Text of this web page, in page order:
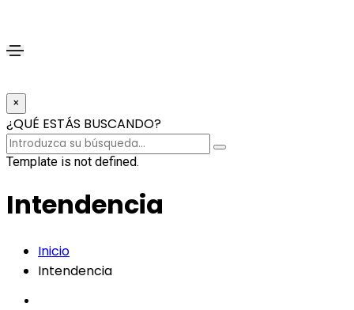
×
¿QUÉ ESTÁS BUSCANDO?
Template is not defined.
Intendencia
Inicio
Intendencia